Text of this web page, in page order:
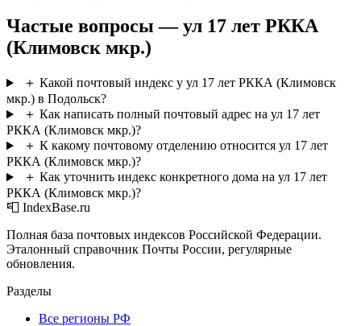
Частые вопросы — ул 17 лет РККА
(Климовск мкр.)
＋ Какой почтовый индекс у ул 17 лет РККА (Климовск
мкр.) в Подольск?
＋ Как написать полный почтовый адрес на ул 17 лет
РККА (Климовск мкр.)?
＋ К какому почтовому отделению относится ул 17 лет
РККА (Климовск мкр.)?
＋ Как уточнить индекс конкретного дома на ул 17 лет
РККА (Климовск мкр.)?
📮 IndexBase.ru
Полная база почтовых индексов Российской Федерации.
Эталонный справочник Почты России, регулярные
обновления.
Разделы
Все регионы РФ